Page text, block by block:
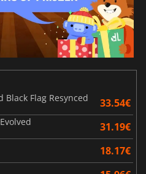
Black Flag Resynced
33.54€
31.19€
18.17€